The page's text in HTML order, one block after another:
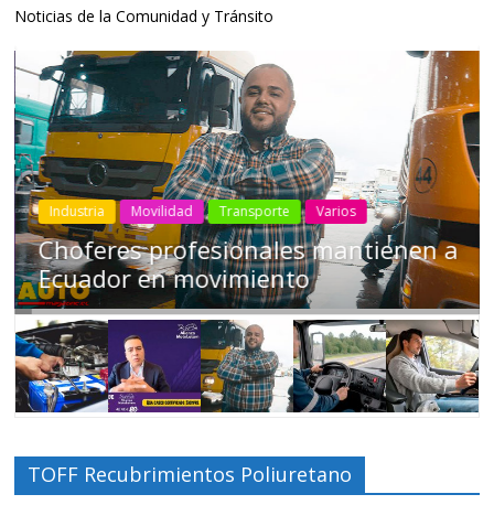
Noticias de la Comunidad y Tránsito
Industria Movilidad Transporte Varios
Choferes profesionales mantienen a
Ecuador en movimiento
TOFF Recubrimientos Poliuretano